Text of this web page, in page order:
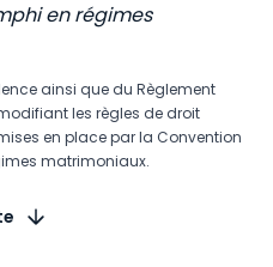
en régimes
ainsi que du Règlement
les règles de droit
en place par la Convention
matrimoniaux.